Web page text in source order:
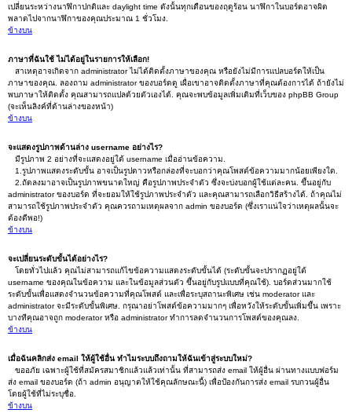
เปลี่ยนระหว่างนาฬิกาปกติและ daylight time ดังนั้นทุกเดือนของฤดูร้อน นาฬิกาในบอร์ดอาจผิด
พลาดไปจากนาฬิกาของคุณประมาณ 1 ชั่วโมง.
ข้างบน
ภาษาที่ฉันใช้ ไม่ได้อยู่ในรายการให้เลือก!
สาเหตุอาจเกิดจาก administrator ไม่ได้ติดตั้งภาษาของคุณ หรือยังไม่มีการแปลบอร์ดให้เป็น
ภาษาของคุณ. ลองถาม administrator ของบอร์ดดู เผื่อเขาอาจติดตั้งภาษาที่คุณต้องการได้ ถ้ายังไม่
พบภาษาให้ติดตั้ง คุณสามารถแปลด้วยตัวเองได้. คุณจะพบข้อมูลเพิ่มเติมที่เว็บของ phpBB Group
(จะเห็นลิงค์ที่ด้านล่างของหน้า)
ข้างบน
จะแสดงรูปภาพด้านล่าง username อย่างไร?
มีรูปภาพ 2 อย่างที่จะแสดงอยู่ใต้ username เมื่ออ่านข้อความ.
1.รูปภาพแสดงระดับขั้น อาจเป็นรูปดาวหรือกล่องที่จะบอกว่าคุณโพสต์ข้อความมากน้อยเพียงใด.
2.ถัดลงมาอาจเป็นรูปภาพขนาดใหญ่ คือรูปภาพประจำตัว ซึ่งจะบ่งบอกผู้ใช้แต่ละคน. ขึ้นอยู่กับ
administrator ของบอร์ด ที่จะยอมให้ใช้รูปภาพประจำตัว และคุณสามารถเลือกวิธีสร้างได้. ถ้าคุณไม่
สามารถใช้รูปภาพประจำตัว คุณควรถามเหตุผลจาก admin ของบอร์ด (ซึ่งเราแน่ใจว่าเหตุผลนั้นจะ
ต้องดีพอ!)
ข้างบน
จะเปลี่ยนระดับขั้นได้อย่างไร?
โดยทั่วไปแล้ว คุณไม่สามารถแก้ไขข้อความแสดงระดับขั้นได้ (ระดับขั้นจะปรากฏอยู่ใต้
username ของคุณในข้อความ และในข้อมูลส่วนตัว ขึ้นอยู่กับรูปแบบที่คุณใช้). บอร์ดส่วนมากใช้
ระดับขั้นเพื่อแสดงจำนวนข้อความที่คุณโพสต์ และเพื่อระบุสถานะพิเศษ เช่น moderator และ
administrator จะมีระดับขั้นพิเศษ. กรุณาอย่าโพสต์ข้อความมากๆ เพื่อหวังให้ระดับขั้นเพิ่มขึ้น เพราะ
บางทีคุณอาจถูก moderator หรือ administrator ทำการลดจำนวนการโพสต์ของคุณลง.
ข้างบน
เมื่อฉันคลิกส่ง email ให้ผู้ใช้อื่น ทำไมระบบถึงถามให้ฉันเข้าสู่ระบบใหม่?
ขออภัย เฉพาะผู้ใช้ที่สมัครสมาชิกแล้วแล้วเท่านั้น ที่สามารถส่ง email ให้ผู้อื่น ผ่านทางแบบฟอร์ม
ส่ง email ของบอร์ด (ถ้า admin อนุญาตให้ใช้คุณลักษณะนี้) เพื่อป้องกันการส่ง email รบกวนผู้อื่น
โดยผู้ใช้ที่ไม่ระบุชื่อ.
ข้างบน